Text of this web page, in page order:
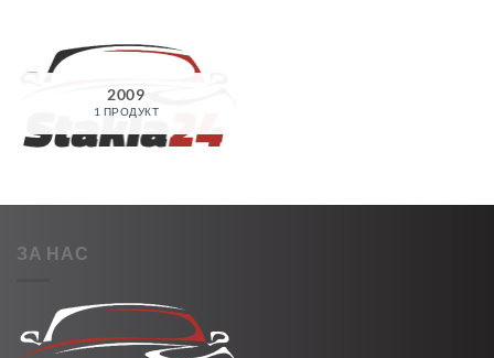
2009
1 ПРОДУКТ
ЗА НАС